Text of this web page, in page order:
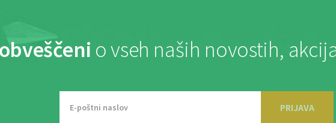
o vseh naših novostih,
PRIJAVA